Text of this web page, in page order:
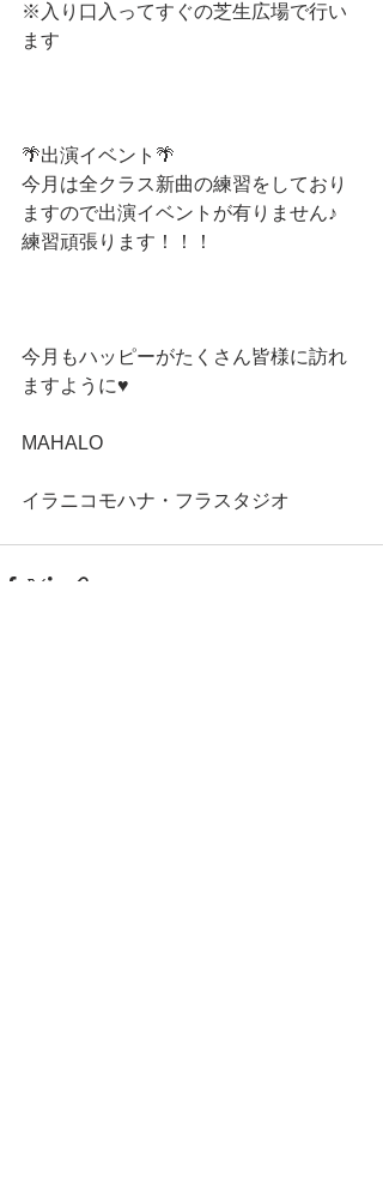
※入り口入ってすぐの芝生広場で行い
ます
🌴出演イベント🌴
今月は全クラス新曲の練習をしており
ますので出演イベントが有りません♪
練習頑張ります！！！
今月もハッピーがたくさん皆様に訪れ
ますように♥️
MAHALO
イラニコモハナ・フラスタジオ